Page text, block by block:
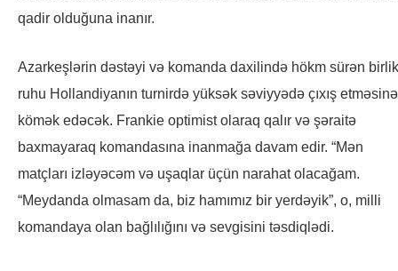
qadir olduğuna inanır.
Azarkeşlərin dəstəyi və komanda daxilində hökm sürən birlik
ruhu Hollandiyanın turnirdə yüksək səviyyədə çıxış etməsinə
kömək edəcək. Frankie optimist olaraq qalır və şəraitə
baxmayaraq komandasına inanmağa davam edir. “Mən
matçları izləyəcəm və uşaqlar üçün narahat olacağam.
“Meydanda olmasam da, biz hamımız bir yerdəyik”, o, milli
komandaya olan bağlılığını və sevgisini təsdiqlədi.